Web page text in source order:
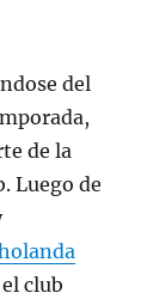
del
de la
Luego de
club